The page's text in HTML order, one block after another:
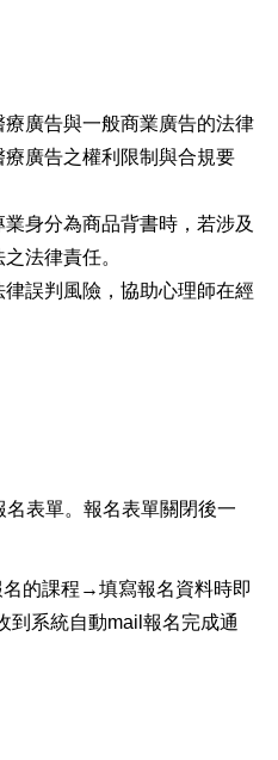
廣告與一般商業廣告的法律
廣告之權利限制與合規要
身分為商品背書時，若涉及
法律責任。
誤判風險，協助心理師在經
表單。報名表單關閉後一
的課程→填寫報名資料時即
到系統自動mail報名完成通